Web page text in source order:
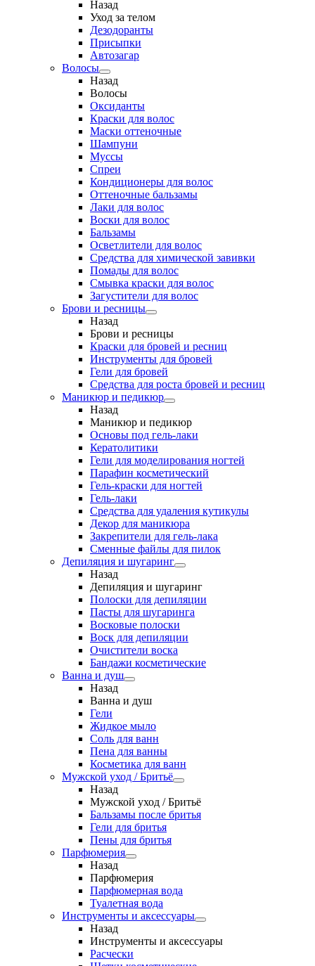
Назад
Уход за телом
Дезодоранты
Присыпки
Автозагар
Волосы
Назад
Волосы
Оксиданты
Краски для волос
Маски оттеночные
Шампуни
Муссы
Спреи
Кондиционеры для волос
Оттеночные бальзамы
Лаки для волос
Воски для волос
Бальзамы
Осветлители для волос
Средства для химической завивки
Помады для волос
Смывка краски для волос
Загустители для волос
Брови и ресницы
Назад
Брови и ресницы
Краски для бровей и ресниц
Инструменты для бровей
Гели для бровей
Средства для роста бровей и ресниц
Маникюр и педикюр
Назад
Маникюр и педикюр
Основы под гель-лаки
Кератолитики
Гели для моделирования ногтей
Парафин косметический
Гель-краски для ногтей
Гель-лаки
Средства для удаления кутикулы
Декор для маникюра
Закрепители для гель-лака
Сменные файлы для пилок
Депиляция и шугаринг
Назад
Депиляция и шугаринг
Полоски для депиляции
Пасты для шугаринга
Восковые полоски
Воск для депиляции
Очистители воска
Бандажи косметические
Ванна и душ
Назад
Ванна и душ
Гели
Жидкое мыло
Соль для ванн
Пена для ванны
Косметика для ванн
Мужской уход / Бритьё
Назад
Мужской уход / Бритьё
Бальзамы после бритья
Гели для бритья
Пены для бритья
Парфюмерия
Назад
Парфюмерия
Парфюмерная вода
Туалетная вода
Инструменты и аксессуары
Назад
Инструменты и аксессуары
Расчески